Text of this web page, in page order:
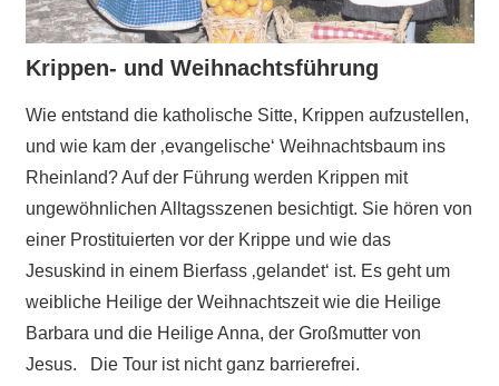
Krippen- und Weihnachtsführung
Wie entstand die katholische Sitte, Krippen aufzustellen,
und wie kam der ‚evangelische‘ Weihnachtsbaum ins
Rheinland? Auf der Führung werden Krippen mit
ungewöhnlichen Alltagsszenen besichtigt. Sie hören von
einer Prostituierten vor der Krippe und wie das
Jesuskind in einem Bierfass ‚gelandet‘ ist. Es geht um
weibliche Heilige der Weihnachtszeit wie die Heilige
Barbara und die Heilige Anna, der Großmutter von
Jesus. Die Tour ist nicht ganz barrierefrei.